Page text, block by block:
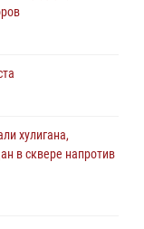
хулигана,
в сквере напротив